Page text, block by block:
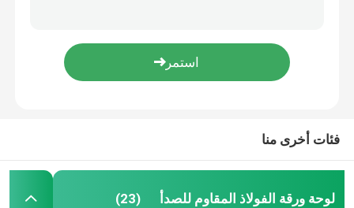
لفائف مغلفة بالألوان
صفيحة السقف الفولاذية
لفائف الفولاذ المغلف
فئات أخرى منا
لوحة ورقة الفولاذ المقاوم للصدأ (23)